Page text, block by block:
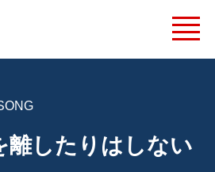
離したりはしない